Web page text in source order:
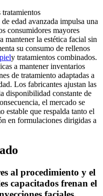
edad avanzada impulsa una
consumidores mayores
mantener la estética facial sin
su consumo de rellenos
y tratamientos combinados.
a mantener inventarios
de tratamiento adaptadas a
Los fabricantes ajustan las
disponibilidad constante de
el mercado se
estable que respalda tanto el
en formulaciones dirigidas a
al procedimiento y el
capacitados frenan el